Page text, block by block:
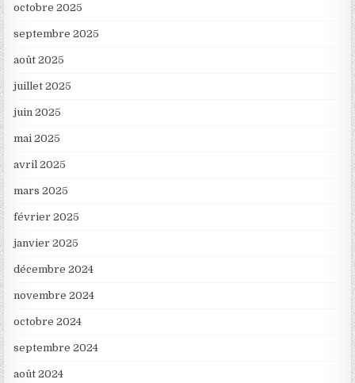
octobre 2025
septembre 2025
août 2025
juillet 2025
juin 2025
mai 2025
avril 2025
mars 2025
février 2025
janvier 2025
décembre 2024
novembre 2024
octobre 2024
septembre 2024
août 2024